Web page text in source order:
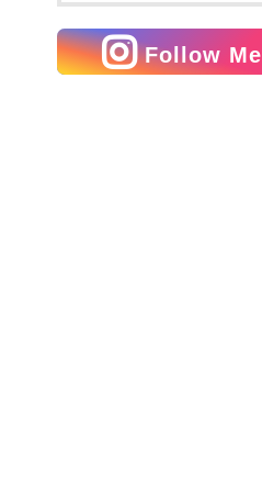
Follow Me